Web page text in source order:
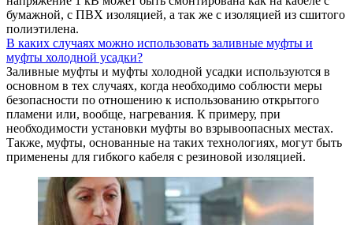
бумажной, с ПВХ изоляцией, а так же с изоляцией из сшитого
полиэтилена.
В каких случаях можно использовать заливные муфты и
муфты холодной усадки?
Заливные муфты и муфты холодной усадки используются в
основном в тех случаях, когда необходимо соблюсти меры
безопасности по отношению к использованию открытого
пламени или, вообще, нагревания. К примеру, при
необходимости установки муфты во взрывоопасных местах.
Также, муфты, основанные на таких технологиях, могут быть
применены для гибкого кабеля с резиновой изоляцией.